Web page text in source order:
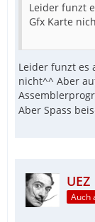
Leider funzt
Gfx Karte
Leider funzt es
nicht^^ Aber
Aber Spass
UEZ